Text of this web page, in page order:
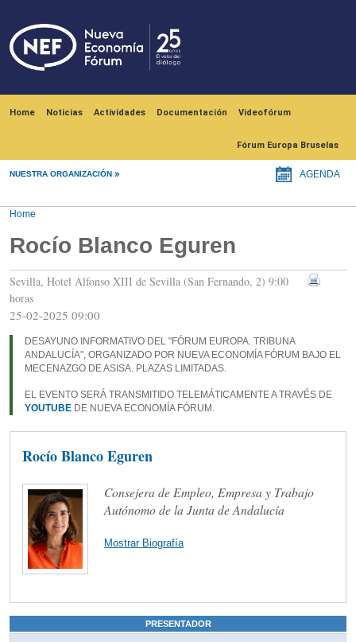
Home Noticias Actividades Documentación Videofórum
Fórum Europa Bruselas
NUESTRA ORGANIZACIÓN AGENDA
Home
Rocío Blanco Eguren
Sevilla, Hotel Alfonso XIII de Sevilla (San Fernando, 2) 9:00
horas
25-02-2025 09:00
DESAYUNO INFORMATIVO DEL "FÓRUM EUROPA. TRIBUNA
ANDALUCÍA", ORGANIZADO POR NUEVA ECONOMÍA FÓRUM BAJO EL
MECENAZGO DE ASISA. PLAZAS LIMITADAS.
EL EVENTO SERÁ TRANSMITIDO TELEMÁTICAMENTE A TRAVÉS DE
YOUTUBE DE NUEVA ECONOMÍA FÓRUM.
Rocío Blanco Eguren
Consejera de Empleo, Empresa y Trabajo
Autónomo de la Junta de Andalucía
Mostrar Biografía
PRESENTADOR